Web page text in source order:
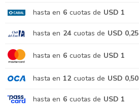
hasta en 6 cuotas de USD 1
hasta en 24 cuotas de USD 0,25
hasta en 6 cuotas de USD 1
hasta en 12 cuotas de USD 0,50
hasta en 6 cuotas de USD 1